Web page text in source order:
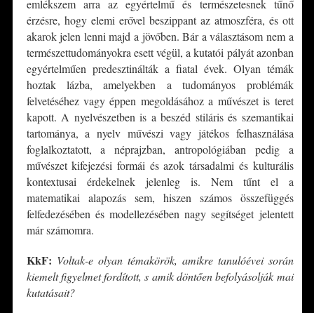
emlékszem arra az egyértelmű és természetesnek tűnő
érzésre, hogy elemi erővel beszippant az atmoszféra, és ott
akarok jelen lenni majd a jövőben. Bár a választásom nem a
természettudományokra esett végül, a kutatói pályát azonban
egyértelműen predesztinálták a fiatal évek. Olyan témák
hoztak lázba, amelyekben a tudományos problémák
felvetéséhez vagy éppen megoldásához a művészet is teret
kapott. A nyelvészetben is a beszéd stiláris és szemantikai
tartománya, a nyelv művészi vagy játékos felhasználása
foglalkoztatott, a néprajzban, antropológiában pedig a
művészet kifejezési formái és azok társadalmi és kulturális
kontextusai érdekelnek jelenleg is. Nem tűnt el a
matematikai alapozás sem, hiszen számos összefüggés
felfedezésében és modellezésében nagy segítséget jelentett
már számomra.
KkF: Voltak-e olyan témakörök, amikre tanulóévei során
kiemelt figyelmet fordított, s amik döntően befolyásolják mai
kutatásait?